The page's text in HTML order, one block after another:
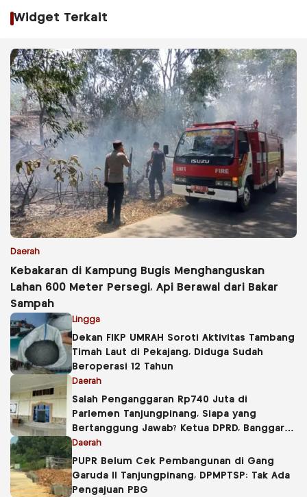
Widget Terkait
Daerah
Kebakaran di Kampung Bugis Menghanguskan
Lahan 600 Meter Persegi, Api Berawal dari Bakar
Sampah
Lingga
Dekan FIKP UMRAH Soroti Aktivitas Tambang
Timah Laut di Pekajang, Diduga Sudah
Beroperasi 12 Tahun
Daerah
Salah Penganggaran Rp740 Juta di
Parlemen Tanjungpinang, Siapa yang
Bertanggung Jawab? Ketua DPRD, Banggar
atau Sekretaris DPRD?
Daerah
PUPR Belum Cek Pembangunan di Gang
Garuda II Tanjungpinang, DPMPTSP: Tak Ada
Pengajuan PBG